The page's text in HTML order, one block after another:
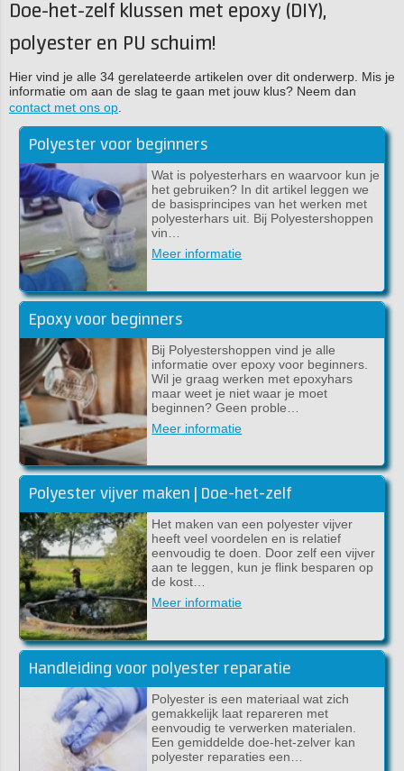
Doe-het-zelf klussen met epoxy (DIY),
polyester en PU schuim!
Hier vind je alle 34 gerelateerde artikelen over dit onderwerp. Mis je
informatie om aan de slag te gaan met jouw klus? Neem dan
contact met ons op.
Polyester voor beginners
Wat is polyesterhars en waarvoor kun je
het gebruiken? In dit artikel leggen we
de basisprincipes van het werken met
polyesterhars uit. Bij Polyestershoppen
vin…
Meer informatie
Epoxy voor beginners
Bij Polyestershoppen vind je alle
informatie over epoxy voor beginners.
Wil je graag werken met epoxyhars
maar weet je niet waar je moet
beginnen? Geen proble…
Meer informatie
Polyester vijver maken | Doe-het-zelf
Het maken van een polyester vijver
heeft veel voordelen en is relatief
eenvoudig te doen. Door zelf een vijver
aan te leggen, kun je flink besparen op
de kost…
Meer informatie
Handleiding voor polyester reparatie
Polyester is een materiaal wat zich
gemakkelijk laat repareren met
eenvoudig te verwerken materialen.
Een gemiddelde doe-het-zelver kan
polyester reparaties een…